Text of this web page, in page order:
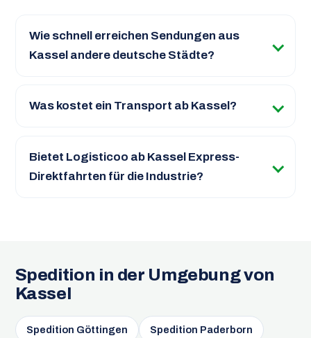
Wie schnell erreichen Sendungen aus
Kassel andere deutsche Städte?
Was kostet ein Transport ab Kassel?
Bietet Logisticoo ab Kassel Express-
Direktfahrten für die Industrie?
Spedition in der Umgebung von
Kassel
Spedition Göttingen Spedition Paderborn